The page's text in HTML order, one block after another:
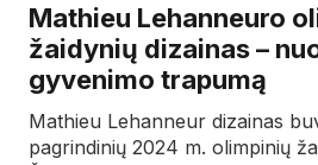
Mathieu Lehanneuro
žaidynių dizainas –
gyvenimo trapumą
Mathieu Lehanneur dizainas
pagrindinių 2024 m. olimpinių